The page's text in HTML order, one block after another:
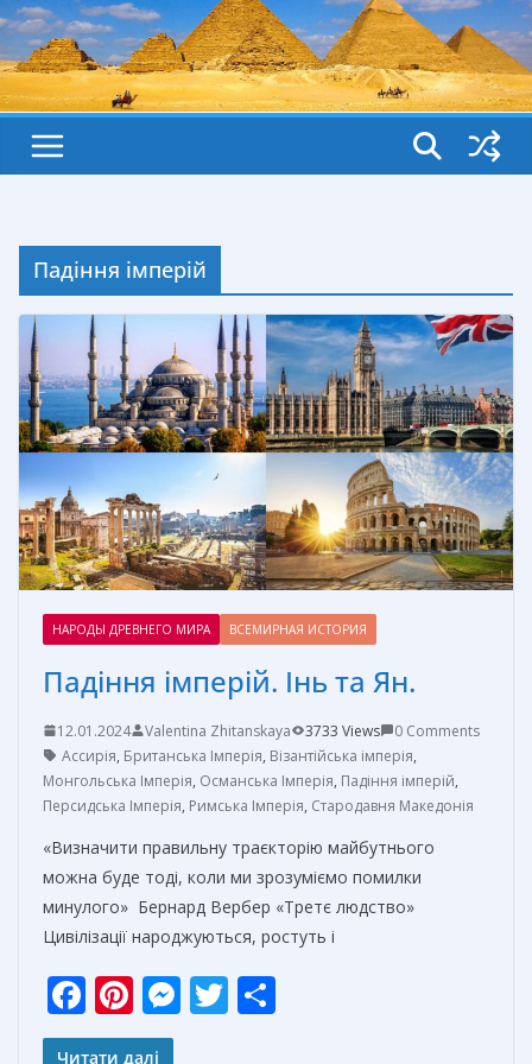
Падіння імперій
НАРОДЫ ДРЕВНЕГО МИРА ВСЕМИРНАЯ ИСТОРИЯ
Падіння імперій. Інь та Ян.
12.01.2024 Valentina Zhitanskaya 3733 Views
0 Comments
Ассирія, Британська Імперія, Візантійська імперія,
Монгольська Імперія, Османська Імперія, Падіння імперій,
Персидська Імперія, Римська Імперія, Стародавня Македонія
«Визначити правильну траєкторію майбутнього
можна буде тоді, коли ми зрозуміємо помилки
минулого» Бернард Вербер «Третє людство»
Цивілізації народжуються, ростуть і
F
ac
Pi
nt
M T
Читати далі